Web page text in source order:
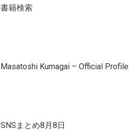
書籍検索
Masatoshi Kumagai – Official Profile
SNSまとめ8月8日